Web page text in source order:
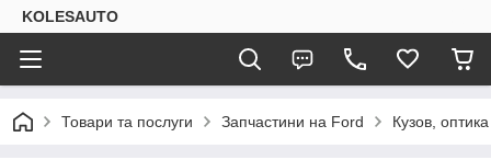
KOLESAUTO
Товари та послуги Запчастини на Ford Кузов, оптика